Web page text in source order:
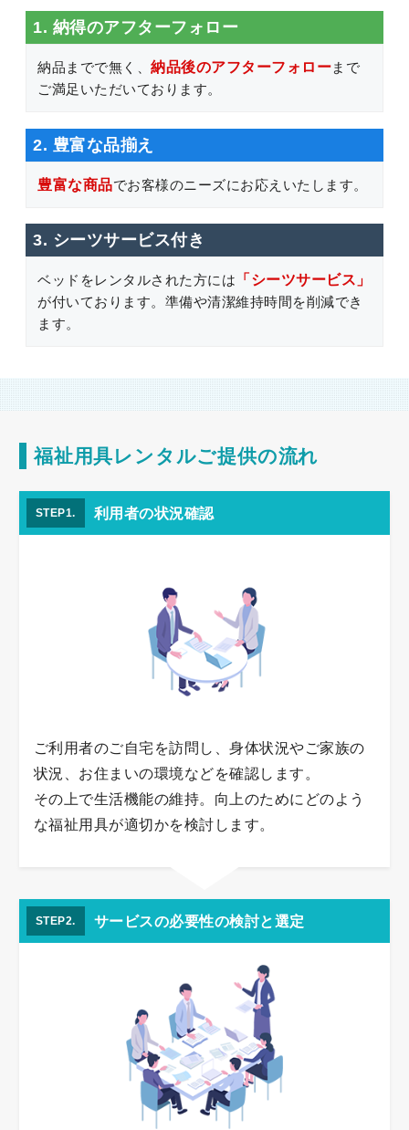
1. 納得のアフターフォロー
納品までで無く、 納品後のアフターフォローまで
ご満足いただいております。
2. 豊富な品揃え
豊富な商品でお客様のニーズにお応えいたします。
3. シーツサービス付き
ベッドをレンタルされた方には 「シーツサービス」
が付いております。準備や清潔維持時間を削減でき
ます。
福祉用具レンタルご提供の流れ
STEP1. 利用者の状況確認
ご利用者のご自宅を訪問し、身体状況やご家族の
状況、お住まいの環境などを確認します。
その上で生活機能の維持。向上のためにどのよう
な福祉用具が適切かを検討します。
STEP2. サービスの必要性の検討と選定